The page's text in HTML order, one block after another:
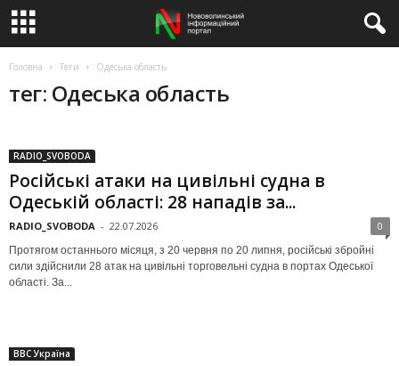
Головна Теги Одеська область
тег: Одеська область
RADIO_SVOBODA
Російські атаки на цивільні судна в
Одеській області: 28 нападів за...
RADIO_SVOBODA - 22.07.2026 0
Протягом останнього місяця, з 20 червня по 20 липня, російські збройні
сили здійснили 28 атак на цивільні торговельні судна в портах Одеської
області. За...
BBC Україна